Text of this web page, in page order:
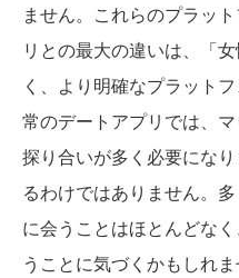
ません。これらのプラッ
リとの最大の違いは、「
く、より明確なプラット
常のデートアプリでは、
探り合いが多く必要にな
るわけではありません。
に会うことはほとんどな
うことに気づくかもしれ